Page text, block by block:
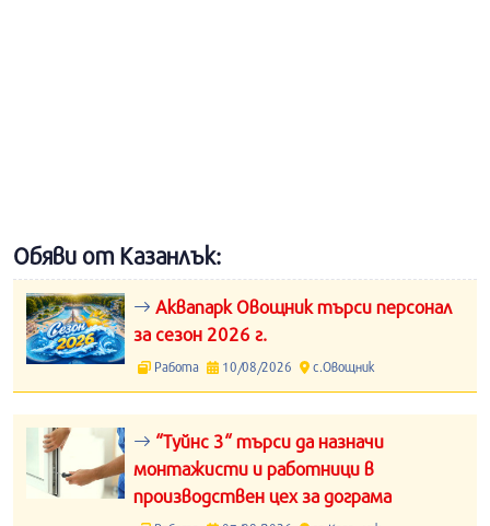
Обяви от Казанлък:
Аквапарк Овощник търси персонал
за сезон 2026 г.
Работа 10/08/2026 с.Овощник
“Туйнс 3“ търси да назначи
монтажисти и работници в
производствен цех за дограма